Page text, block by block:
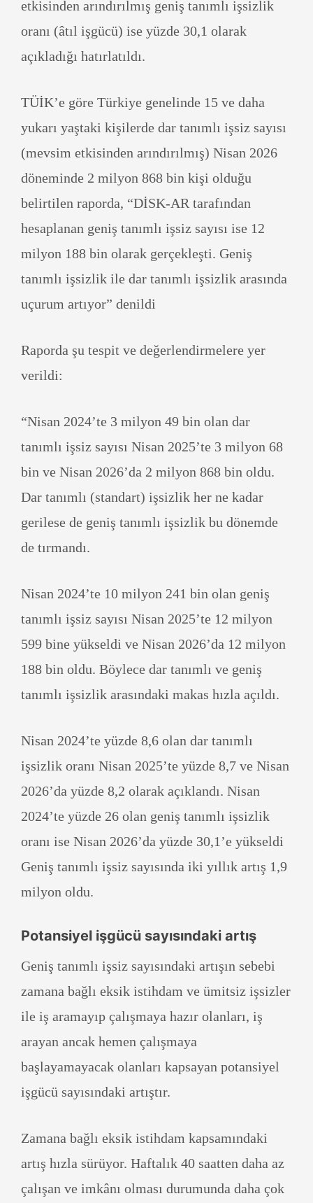
etkisinden arındırılmış geniş tanımlı işsizlik
oranı (âtıl işgücü) ise yüzde 30,1 olarak
açıkladığı hatırlatıldı.
TÜİK’e göre Türkiye genelinde 15 ve daha
yukarı yaştaki kişilerde dar tanımlı işsiz sayısı
(mevsim etkisinden arındırılmış) Nisan 2026
döneminde 2 milyon 868 bin kişi olduğu
belirtilen raporda, “DİSK-AR tarafından
hesaplanan geniş tanımlı işsiz sayısı ise 12
milyon 188 bin olarak gerçekleşti. Geniş
tanımlı işsizlik ile dar tanımlı işsizlik arasında
uçurum artıyor” denildi
Raporda şu tespit ve değerlendirmelere yer
verildi:
“Nisan 2024’te 3 milyon 49 bin olan dar
tanımlı işsiz sayısı Nisan 2025’te 3 milyon 68
bin ve Nisan 2026’da 2 milyon 868 bin oldu.
Dar tanımlı (standart) işsizlik her ne kadar
gerilese de geniş tanımlı işsizlik bu dönemde
de tırmandı.
Nisan 2024’te 10 milyon 241 bin olan geniş
tanımlı işsiz sayısı Nisan 2025’te 12 milyon
599 bine yükseldi ve Nisan 2026’da 12 milyon
188 bin oldu. Böylece dar tanımlı ve geniş
tanımlı işsizlik arasındaki makas hızla açıldı.
Nisan 2024’te yüzde 8,6 olan dar tanımlı
işsizlik oranı Nisan 2025’te yüzde 8,7 ve Nisan
2026’da yüzde 8,2 olarak açıklandı. Nisan
2024’te yüzde 26 olan geniş tanımlı işsizlik
oranı ise Nisan 2026’da yüzde 30,1’e yükseldi
Geniş tanımlı işsiz sayısında iki yıllık artış 1,9
milyon oldu.
Potansiyel işgücü sayısındaki artış
Geniş tanımlı işsiz sayısındaki artışın sebebi
zamana bağlı eksik istihdam ve ümitsiz işsizler
ile iş aramayıp çalışmaya hazır olanları, iş
arayan ancak hemen çalışmaya
başlayamayacak olanları kapsayan potansiyel
işgücü sayısındaki artıştır.
Zamana bağlı eksik istihdam kapsamındaki
artış hızla sürüyor. Haftalık 40 saatten daha az
çalışan ve imkânı olması durumunda daha çok